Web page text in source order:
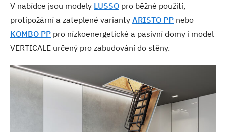
V nabídce jsou modely LUSSO pro běžné použití,
protipožární a zateplené varianty ARISTO PP nebo
KOMBO PP pro nízkoenergetické a pasivní domy i model
VERTICALE určený pro zabudování do stěny.